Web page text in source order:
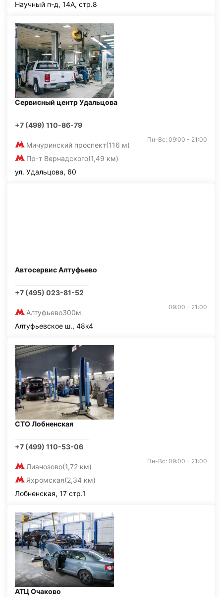
Научный п-д, 14А, стр.8
Сервисный центр Удальцова
+7 (499) 110-86-79
Мичуринский проспект(116 м)
Пр-т Вернадского(1,49 км)
Пн-Вс: 09:00 - 21:00
ул. Удальцова, 60
Автосервис Алтуфьево
+7 (495) 023-81-52
Алтуфьево300м
09:00 - 21:00
Алтуфьевское ш., 48к4
СТО Лобненская
+7 (499) 110-53-06
Лианозово(1,72 км)
Яхромская(2,34 км)
Пн-Вс: 09:00 - 21:00
Лобненская, 17 стр.1
АТЦ Очаково